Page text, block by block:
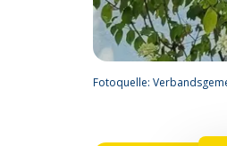
Fotoquelle: